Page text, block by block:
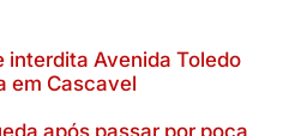
interdita Avenida Toledo
em Cascavel
após passar por poça